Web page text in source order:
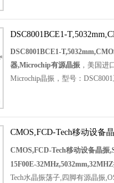
晶振，安防设备等应用。
1.8V，工作温度范围：-40℃至
定性：±50ppm，小体积晶振尺
mm，四脚贴片晶振，石英晶振
荡器。DSC1018是一个1.8V固
基于纯硅™振荡器。它可以被工
等。
DSC8001BCE1-
器,Microchip有源晶振
DSC8001BCE1-
器,Microchip有源晶振 ，美国进
Microchip晶振，型号：
MEMS的CMOS振荡器，在广泛
温度范围内提供优异的抖动和稳
备的工作频率从1到150MHz，
100Hz（高达4个小数点分辨率
1.8到3.3V之间，温度从-40ºC延
CMOS,FCD-Tech移动设备
15F00E-
CMOS,FCD-Tech移动设备晶振
15F00E-
Tech水晶振荡子,四脚有源晶振